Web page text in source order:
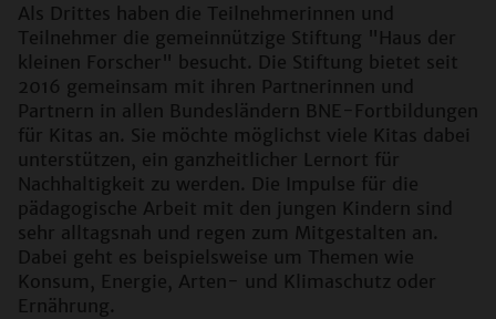
Als Drittes haben die Teilnehmerinnen und
Teilnehmer die gemeinnützige Stiftung "Haus der
kleinen Forscher" besucht. Die Stiftung bietet seit
2016 gemeinsam mit ihren Partnerinnen und
Partnern in allen Bundesländern BNE-Fortbildungen
für Kitas an. Sie möchte möglichst viele Kitas dabei
unterstützen, ein ganzheitlicher Lernort für
Nachhaltigkeit zu werden. Die Impulse für die
pädagogische Arbeit mit den jungen Kindern sind
sehr alltagsnah und regen zum Mitgestalten an.
Dabei geht es beispielsweise um Themen wie
Konsum, Energie, Arten- und Klimaschutz oder
Ernährung.